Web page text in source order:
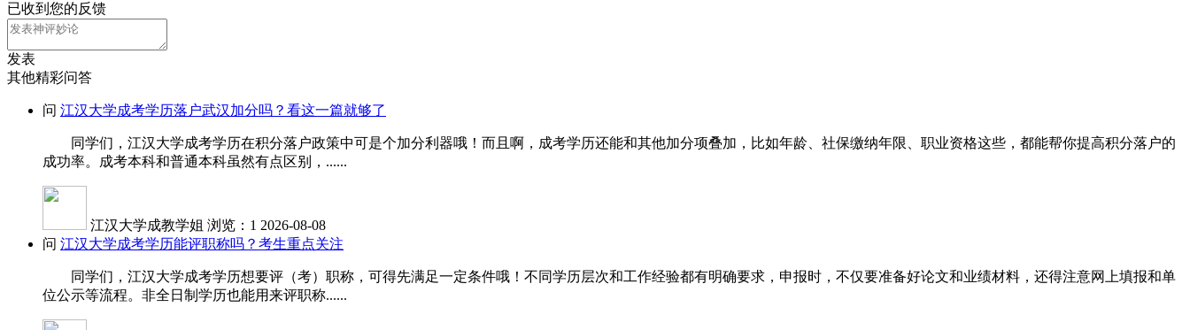
已收到您的反馈
发表
其他精彩问答
问 江汉大学成考学历落户武汉加分吗？看这一篇就够了
同学们，江汉大学成考学历在积分落户政策中可是个加分利器哦！而且啊，成考学历还能和其他加分项叠加，比如年龄、社保缴纳年限、职业资格这些，都能帮你提高积分落户的
成功率。成考本科和普通本科虽然有点区别，......
江汉大学成教学姐 浏览：1 2026-08-08
问 江汉大学成考学历能评职称吗？考生重点关注
同学们，江汉大学成考学历想要评（考）职称，可得先满足一定条件哦！不同学历层次和工作经验都有明确要求，申报时，不仅要准备好论文和业绩材料，还得注意网上填报和单
位公示等流程。非全日制学历也能用来评职称......